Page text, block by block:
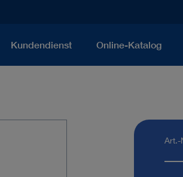
Kundendienst Online-Katalog
Art.-